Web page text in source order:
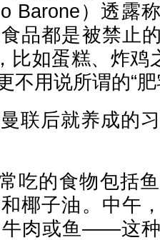
Barone）透露
品都是被禁止
比如蛋糕、炸
不用说所谓的“
曼联后就养成的
吃的食物包括
椰子油。中午
肉或鱼——这